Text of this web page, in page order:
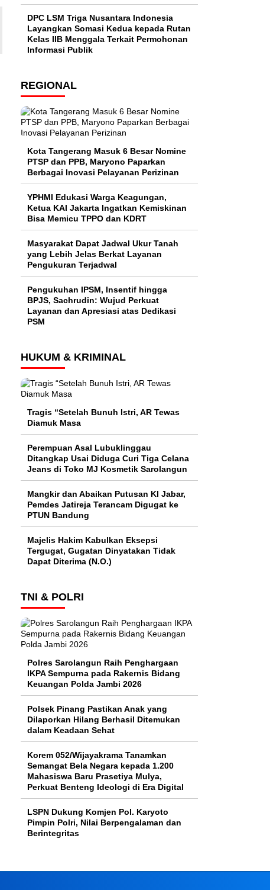
DPC LSM Triga Nusantara Indonesia
Layangkan Somasi Kedua kepada Rutan
Kelas IIB Menggala Terkait Permohonan
Informasi Publik
REGIONAL
Kota Tangerang Masuk 6 Besar Nomine
PTSP dan PPB, Maryono Paparkan
Berbagai Inovasi Pelayanan Perizinan
YPHMI Edukasi Warga Keagungan,
Ketua KAI Jakarta Ingatkan Kemiskinan
Bisa Memicu TPPO dan KDRT
Masyarakat Dapat Jadwal Ukur Tanah
yang Lebih Jelas Berkat Layanan
Pengukuran Terjadwal
Pengukuhan IPSM, Insentif hingga
BPJS, Sachrudin: Wujud Perkuat
Layanan dan Apresiasi atas Dedikasi
PSM
HUKUM & KRIMINAL
Tragis “Setelah Bunuh Istri, AR Tewas
Diamuk Masa
Perempuan Asal Lubuklinggau
Ditangkap Usai Diduga Curi Tiga Celana
Jeans di Toko MJ Kosmetik Sarolangun
Mangkir dan Abaikan Putusan KI Jabar,
Pemdes Jatireja Terancam Digugat ke
PTUN Bandung
Majelis Hakim Kabulkan Eksepsi
Tergugat, Gugatan Dinyatakan Tidak
Dapat Diterima (N.O.)
TNI & POLRI
Polres Sarolangun Raih Penghargaan
IKPA Sempurna pada Rakernis Bidang
Keuangan Polda Jambi 2026
Polsek Pinang Pastikan Anak yang
Dilaporkan Hilang Berhasil Ditemukan
dalam Keadaan Sehat
Korem 052/Wijayakrama Tanamkan
Semangat Bela Negara kepada 1.200
Mahasiswa Baru Prasetiya Mulya,
Perkuat Benteng Ideologi di Era Digital
LSPN Dukung Komjen Pol. Karyoto
Pimpin Polri, Nilai Berpengalaman dan
Berintegritas